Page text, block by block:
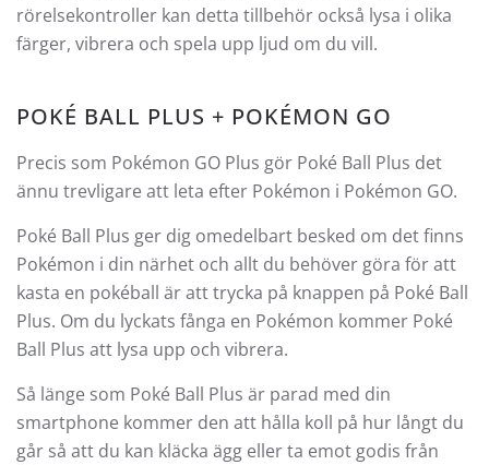
rörelsekontroller kan detta tillbehör också lysa i olika
färger, vibrera och spela upp ljud om du vill.
POKÉ BALL PLUS + POKÉMON GO
Precis som Pokémon GO Plus gör Poké Ball Plus det
ännu trevligare att leta efter Pokémon i Pokémon GO.
Poké Ball Plus ger dig omedelbart besked om det finns
Pokémon i din närhet och allt du behöver göra för att
kasta en pokéball är att trycka på knappen på Poké Ball
Plus. Om du lyckats fånga en Pokémon kommer Poké
Ball Plus att lysa upp och vibrera.
Så länge som Poké Ball Plus är parad med din
smartphone kommer den att hålla koll på hur långt du
går så att du kan kläcka ägg eller ta emot godis från